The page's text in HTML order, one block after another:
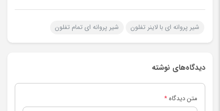
شیر پروانه ای با لاینر تفلون شیر پروانه ای تمام تفلون
دیدگاه‌های نوشته
متن دیدگاه*